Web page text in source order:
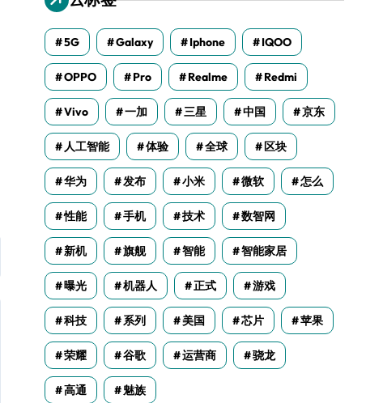
5G Galaxy Iphone IQOO
OPPO Pro Realme Redmi
Vivo 一加 三星 中国 京东
人工智能 体验 全球 区块
华为 发布 小米 微软 怎么
性能 手机 技术 数智网
新机 旗舰 智能 智能家居
曝光 机器人 正式 游戏
科技 系列 美国 芯片 苹果
荣耀 谷歌 运营商 骁龙
高通 魅族